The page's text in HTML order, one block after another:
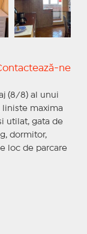
ne
(8/8) al unui
liniste maxima
utilat, gata de
dormitor,
loc de parcare